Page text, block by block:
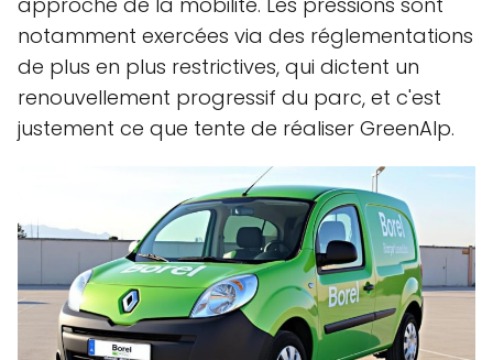
notamment exercées via des réglementations
de plus en plus restrictives, qui dictent un
renouvellement progressif du parc, et c'est
justement ce que tente de réaliser GreenAlp.